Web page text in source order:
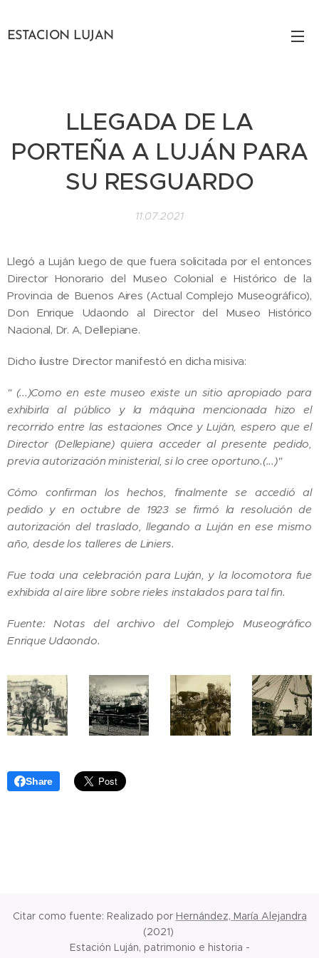
ESTACION LUJAN
LLEGADA DE LA
PORTEÑA A LUJÁN PARA
SU RESGUARDO
11.07.2021
Llegó a Luján luego de que fuera solicitada por el entonces
Director Honorario del Museo Colonial e Histórico de la
Provincia de Buenos Aires (Actual Complejo Museográfico),
Don Enrique Udaondo al Director del Museo Histórico
Nacional, Dr. A, Dellepiane.
Dicho ilustre Director manifestó en dicha misiva:
" (...)Como en este museo existe un sitio apropiado para
exhibirla al público y la máquina mencionada hizo el
recorrido entre las estaciones Once y Luján, espero que el
Director (Dellepiane) quiera acceder al presente pedido,
previa autorización ministerial, si lo cree oportuno.(...)"
Cómo confirman los hechos, finalmente se accedió al
pedido y en octubre de 1923 se firmó la resolución de
autorización del traslado, llegando a Luján en ese mismo
año, desde los talleres de Liniers.
Fue toda una celebración para Luján, y la locomotora fue
exhibida al aire libre sobre rieles instalados para tal fin.
Fuente: Notas del archivo del Complejo Museográfico
Enrique Udaondo.
Share
Citar como fuente: Realizado por Hernández, María Alejandra
(2021)
Estación Luján, patrimonio e historia -